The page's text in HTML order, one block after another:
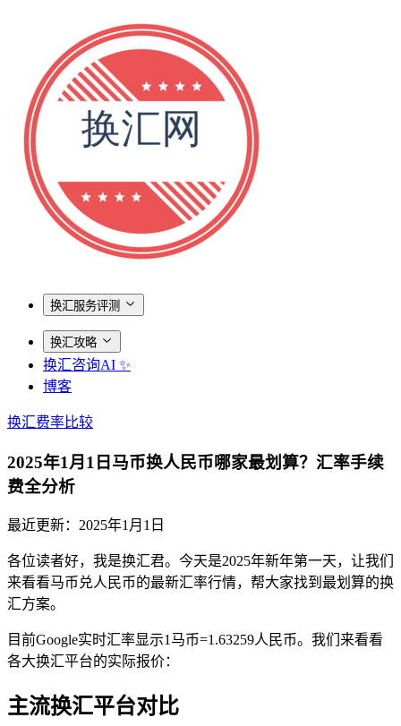
换汇服务评测
换汇攻略
换汇咨询AI ✨
博客
换汇费率比较
2025年1月1日马币换人民币哪家最划算？汇率手续
费全分析
最近更新： 2025年1月1日
各位读者好，我是换汇君。今天是2025年新年第一天，让我们
来看看马币兑人民币的最新汇率行情，帮大家找到最划算的换
汇方案。
目前Google实时汇率显示1马币=1.63259人民币。我们来看看
各大换汇平台的实际报价：
主流换汇平台对比